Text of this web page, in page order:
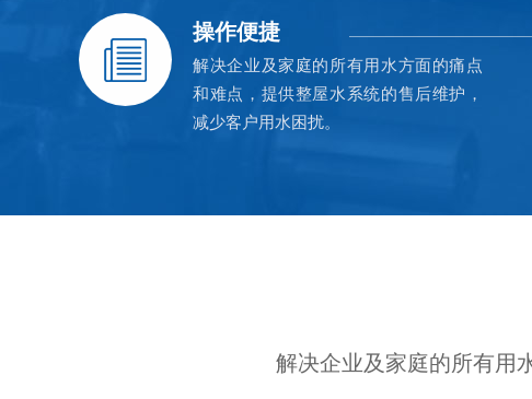
操作便捷
解决企业及家庭的所有用水方面的痛点
和难点，提供整屋水系统的售后维护，
减少客户用水困扰。
解决企业及家庭的所有用